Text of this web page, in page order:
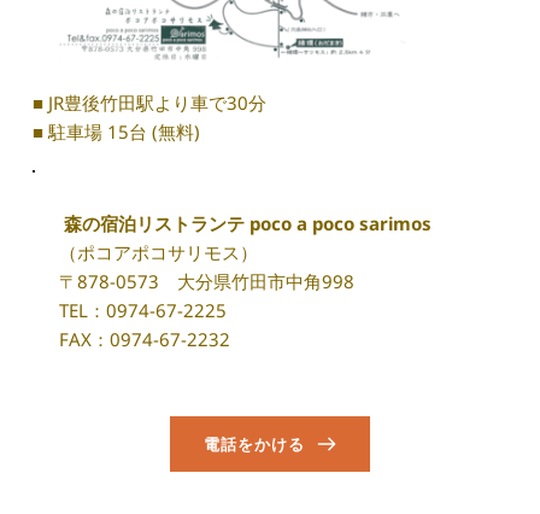
■ JR豊後竹田駅より車で30分
■ 駐車場 15台 (無料)
森の宿泊リストランテ poco a poco sarimos
（ポコアポコサリモス）
〒878-0573　大分県竹田市中角998
TEL： 0974-67-2225
FAX：0974-67-2232
電話をかける